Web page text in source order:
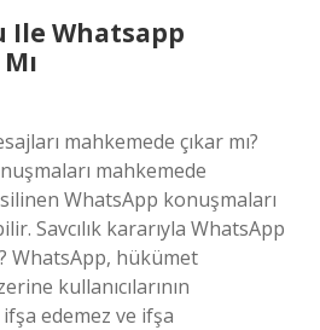
Ile Whatsapp
mahkemede çıkar mı?
mahkemede
WhatsApp konuşmaları
Savcılık kararıyla WhatsApp
WhatsApp, hükümet
kullanıcılarının
edemez ve ifşa